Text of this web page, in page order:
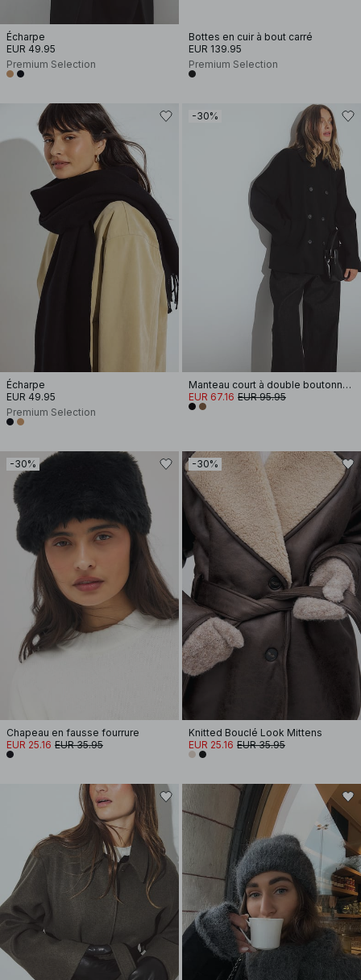
Écharpe
EUR 49.95
Premium Selection
Bottes en cuir à bout carré
EUR 139.95
Premium Selection
Écharpe
EUR 49.95
Premium Selection
-30%
Manteau court à double boutonnage
EUR 67.16 EUR 95.95
-30%
Chapeau en fausse fourrure
EUR 25.16 EUR 35.95
-30%
Knitted Bouclé Look Mittens
EUR 25.16 EUR 35.95